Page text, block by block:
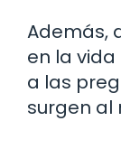
Además,
en la
a las
surgen al